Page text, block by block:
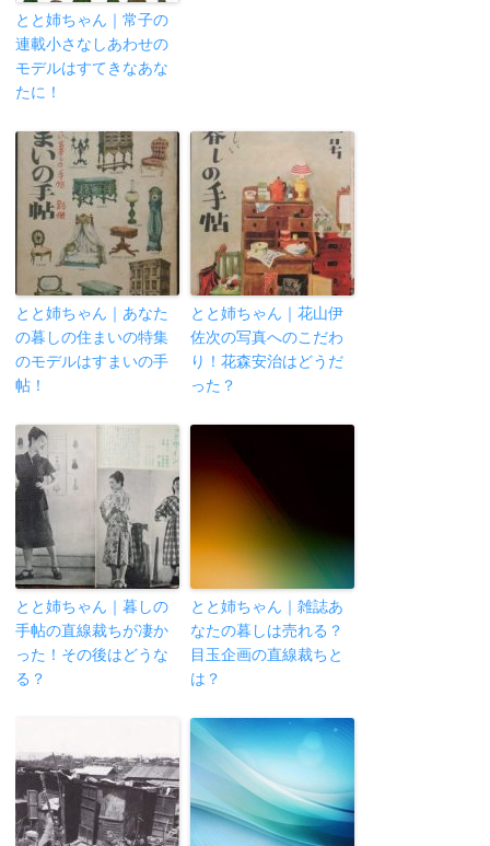
とと姉ちゃん｜常子の
連載小さなしあわせの
モデルはすてきなあな
たに！
とと姉ちゃん｜あなた
の暮しの住まいの特集
のモデルはすまいの手
帖！
とと姉ちゃん｜花山伊
佐次の写真へのこだわ
り！花森安治はどうだ
った？
とと姉ちゃん｜暮しの
手帖の直線裁ちが凄か
った！その後はどうな
る？
とと姉ちゃん｜雑誌あ
なたの暮しは売れる？
目玉企画の直線裁ちと
は？